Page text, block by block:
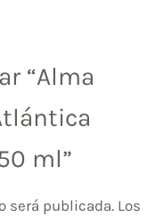
“Alma
ml”
será publicada. Los